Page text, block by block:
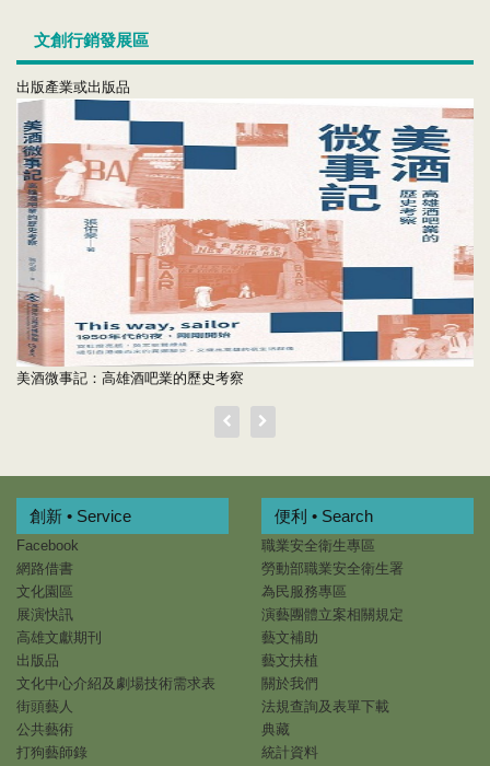
文創行銷發展區
出版產業或出版品
美酒微事記：高雄酒吧業的歷史考察
創新 • Service
Facebook
網路借書
文化園區
展演快訊
高雄文獻期刊
出版品
文化中心介紹及劇場技術需求表
街頭藝人
公共藝術
打狗藝師錄
便利 • Search
職業安全衛生專區
勞動部職業安全衛生署
為民服務專區
演藝團體立案相關規定
藝文補助
藝文扶植
關於我們
法規查詢及表單下載
典藏
統計資料